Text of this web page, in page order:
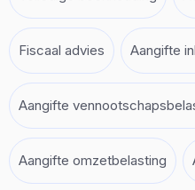
Fiscaal advies Aangifte
Aangifte
Aangifte omzetbelasting